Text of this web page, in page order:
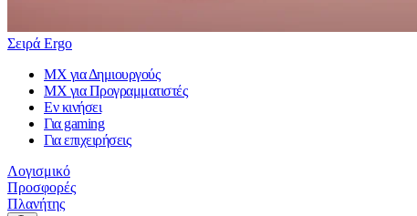
Σειρά Ergo
MX για Δημιουργούς
MX για Προγραμματιστές
Εν κινήσει
Για gaming
Για επιχειρήσεις
Λογισμικό
Προσφορές
Πλανήτης